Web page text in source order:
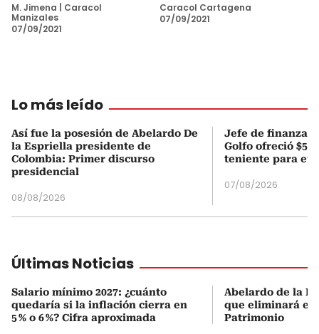
M. Jimena
Caracol
Manizales
07/09/2021
Caracol Cartagena
07/09/2021
Lo más leído
Así fue la posesión de Abelardo De
la Espriella presidente de
Colombia: Primer discurso
presidencial
08/08/2026
Jefe de finanzas
Golfo ofreció
teniente para
07/08/2026
Últimas Noticias
Salario mínimo 2027: ¿cuánto
quedaría si la inflación cierra en
5 % o 6 %? Cifra aproximada
Abelardo de la
que eliminará el
Patrimonio